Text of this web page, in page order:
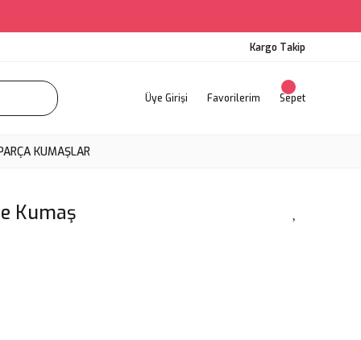
Kargo Takip
Üye Girişi Favorilerim Sepet
KUMAŞLAR
Kumaş